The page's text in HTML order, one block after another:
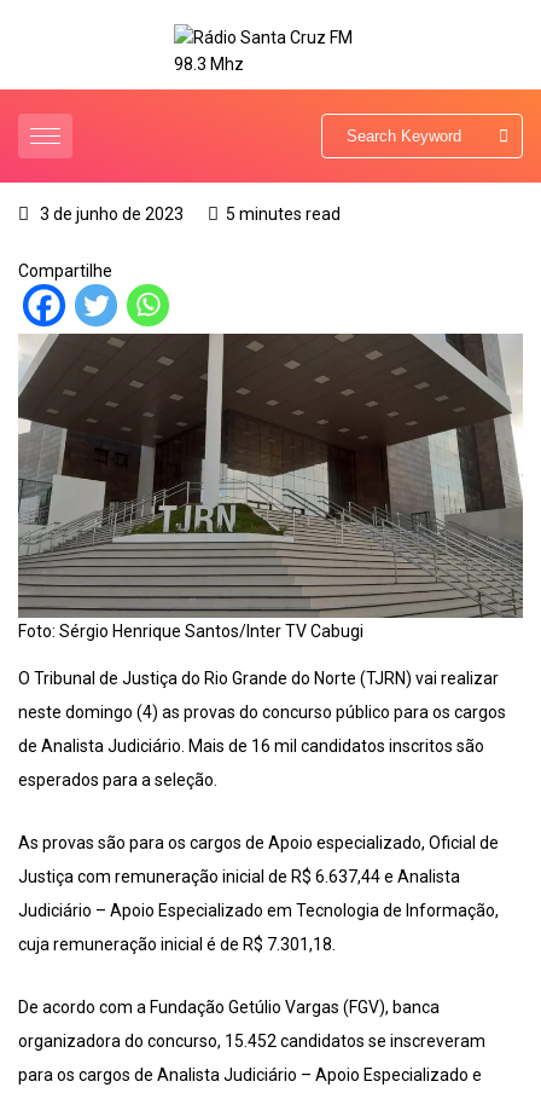
3 de junho de 2023 5 minutes read
Compartilhe
Foto: Sérgio Henrique Santos/Inter TV Cabugi
O Tribunal de Justiça do Rio Grande do Norte (TJRN) vai realizar
neste domingo (4) as provas do concurso público para os cargos
de Analista Judiciário. Mais de 16 mil candidatos inscritos são
esperados para a seleção.
As provas são para os cargos de Apoio especializado, Oficial de
Justiça com remuneração inicial de R$ 6.637,44 e Analista
Judiciário – Apoio Especializado em Tecnologia de Informação,
cuja remuneração inicial é de R$ 7.301,18.
De acordo com a Fundação Getúlio Vargas (FGV), banca
organizadora do concurso, 15.452 candidatos se inscreveram
para os cargos de Analista Judiciário – Apoio Especializado e